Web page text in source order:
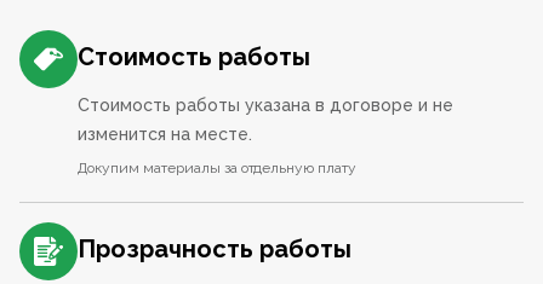
Стоимость работы
Стоимость работы указана в договоре и не
изменится на месте.
Докупим материалы за отдельную плату
Прозрачность работы